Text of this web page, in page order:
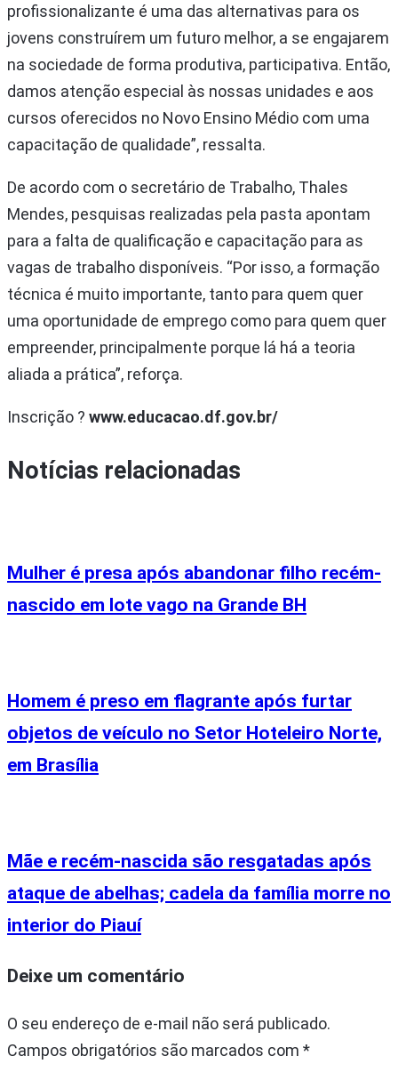
profissionalizante é uma das alternativas para os
jovens construírem um futuro melhor, a se engajarem
na sociedade de forma produtiva, participativa. Então,
damos atenção especial às nossas unidades e aos
cursos oferecidos no Novo Ensino Médio com uma
capacitação de qualidade”, ressalta.
De acordo com o secretário de Trabalho, Thales
Mendes, pesquisas realizadas pela pasta apontam
para a falta de qualificação e capacitação para as
vagas de trabalho disponíveis. “Por isso, a formação
técnica é muito importante, tanto para quem quer
uma oportunidade de emprego como para quem quer
empreender, principalmente porque lá há a teoria
aliada a prática”, reforça.
Inscrição ? www.educacao.df.gov.br/
Notícias relacionadas
Mulher é presa após abandonar filho recém-
nascido em lote vago na Grande BH
Homem é preso em flagrante após furtar
objetos de veículo no Setor Hoteleiro Norte,
em Brasília
Mãe e recém-nascida são resgatadas após
ataque de abelhas; cadela da família morre no
interior do Piauí
Deixe um comentário
O seu endereço de e-mail não será publicado.
Campos obrigatórios são marcados com *